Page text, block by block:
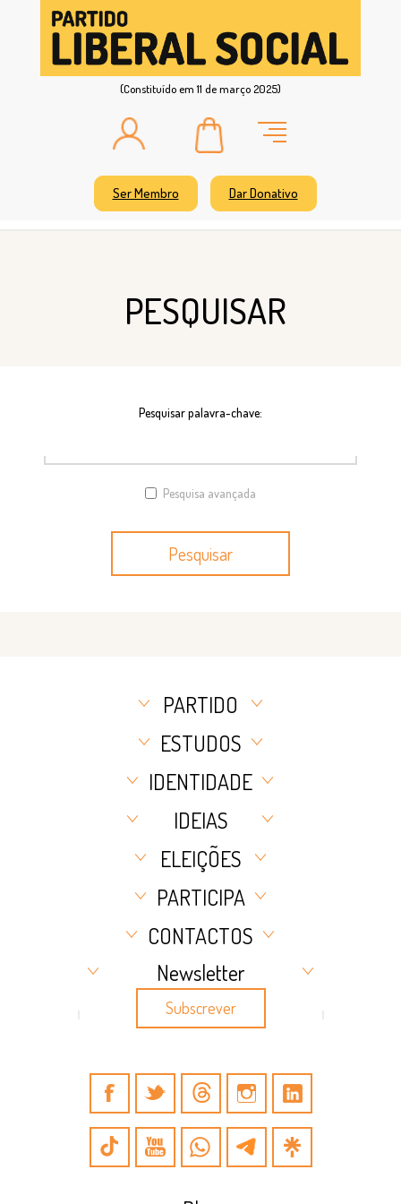
(Constituído em 11 de março 2025)
Ser Membro Dar Donativo
PESQUISAR
Pesquisar palavra-chave:
Pesquisa avançada
Pesquisar
PARTIDO
ESTUDOS
IDENTIDADE
IDEIAS
Newsletter
Subscrever
ELEIÇÕES
PARTICIPA
CONTACTOS